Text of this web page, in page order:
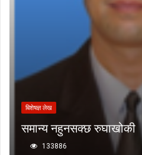
बिशेषज्ञ लेख
समान्य नहुनसक्छ रुघाखोकी
133886